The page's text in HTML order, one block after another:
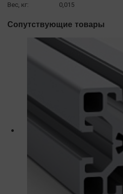
Вес, кг:
0,015
Сопутствующие товары